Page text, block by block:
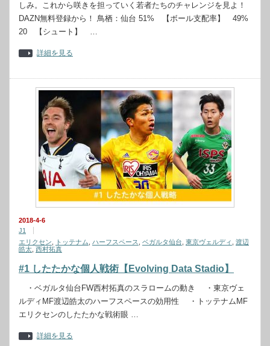
しみ。これから咲きを担っていく若者たちのチャレンジを見よ！
DAZN無料登録から！ 鳥栖：仙台 51% 【ボール支配率】 49%
20 【シュート】 …
詳細を見る
2018-4-6
J1
エリクセン
トッテナム ハーフスペース ベガルタ仙台 東京ヴェルディ
渡辺
皓太 西村拓真
#1 したたかな個人戦術【Evolving Data Stadio】
・ベガルタ仙台FW西村拓真のスラロームの動き ・東京ヴェ
ルディMF渡辺皓太のハーフスペースの効用性 ・トッテナムMF
エリクセンのしたたかな戦術眼 …
詳細を見る